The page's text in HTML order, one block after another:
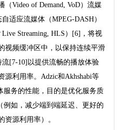
Video of Demand, VoD）流媒
适应流媒体（MPEG-DASH）
Streaming, HLS）[6]，将视
视频缓冲区中，以保持连续平滑
[7-10]以提供流畅的播放体验
源利用率。Adzic和Akhshabi等
服务的性能，目的是优化服务质
例如，减少端到端延迟、更好的
资源利用率）。